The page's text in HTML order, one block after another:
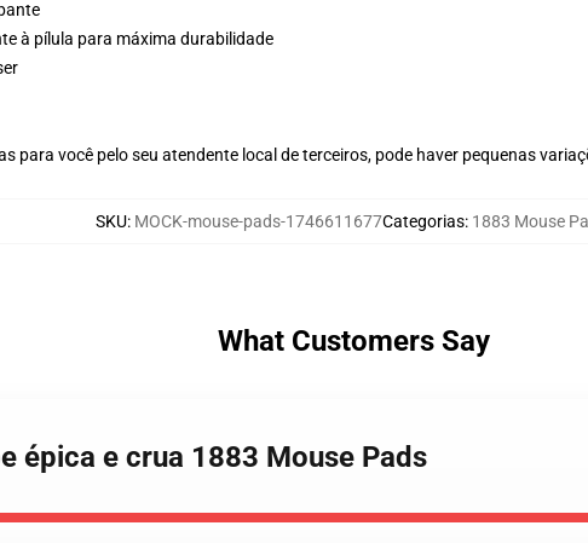
à pílula para máxima durabilidade
para você pelo seu atendente local de terceiros, pode haver pequenas
SKU: MOCK-mouse-pads-1746611677Categorias: 1883 Mouse
What Customers Say
épica e crua 1883 Mouse Pads